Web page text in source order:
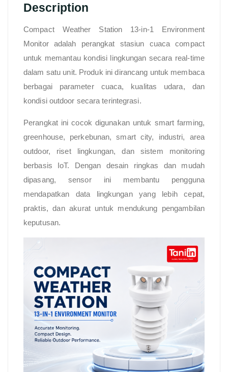
Description
Compact Weather Station 13-in-1 Environment
Monitor adalah perangkat stasiun cuaca compact
untuk memantau kondisi lingkungan secara real-time
dalam satu unit. Produk ini dirancang untuk membaca
berbagai parameter cuaca, kualitas udara, dan
kondisi outdoor secara terintegrasi.
Perangkat ini cocok digunakan untuk smart farming,
greenhouse, perkebunan, smart city, industri, area
outdoor, riset lingkungan, dan sistem monitoring
berbasis IoT. Dengan desain ringkas dan mudah
dipasang, sensor ini membantu pengguna
mendapatkan data lingkungan yang lebih cepat,
praktis, dan akurat untuk mendukung pengambilan
keputusan.